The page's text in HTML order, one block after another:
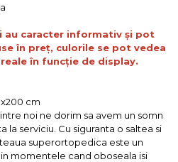
au caracter informativ și pot
în preț, culorile se pot vedea
în funcție de display.
cm
noi ne dorim sa avem un somn
la serviciu. Cu siguranta o saltea si
superortopedica este un
momentele cand oboseala isi